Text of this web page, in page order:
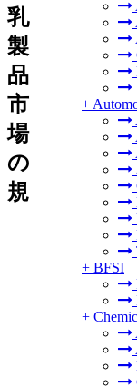
+
+ BFSI
+
乳
製
品
市
場
の
規